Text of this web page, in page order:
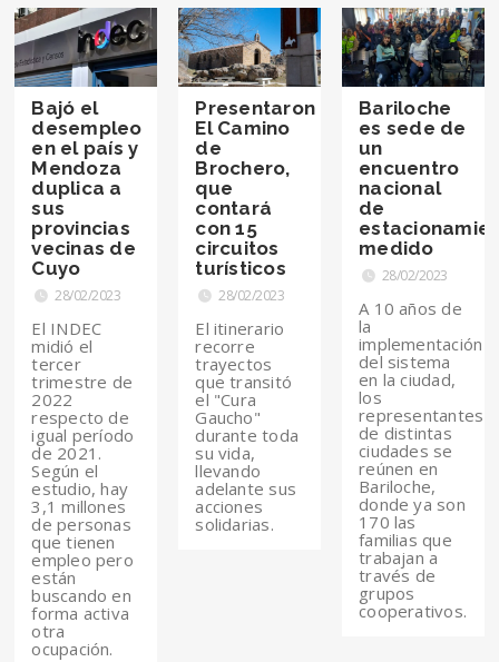
Bajó el
desempleo
en el país y
Mendoza
duplica a
sus
provincias
vecinas de
Cuyo
28/02/2023
El INDEC
midió el
tercer
trimestre de
2022
respecto de
igual período
de 2021.
Según el
estudio, hay
3,1 millones
de personas
que tienen
empleo pero
están
buscando en
forma activa
otra
ocupación.
Presentaron
El Camino
de
Brochero,
que
contará
con 15
circuitos
turísticos
28/02/2023
El itinerario
recorre
trayectos
que transitó
el "Cura
Gaucho"
durante toda
su vida,
llevando
adelante sus
acciones
solidarias.
Bariloche
es sede de
un
encuentro
nacional
de
medido
28/02/2023
A 10 años de
la
implementación
del sistema
en la ciudad,
los
representantes
de distintas
ciudades se
reúnen en
Bariloche,
donde ya son
170 las
familias que
trabajan a
través de
grupos
cooperativos.